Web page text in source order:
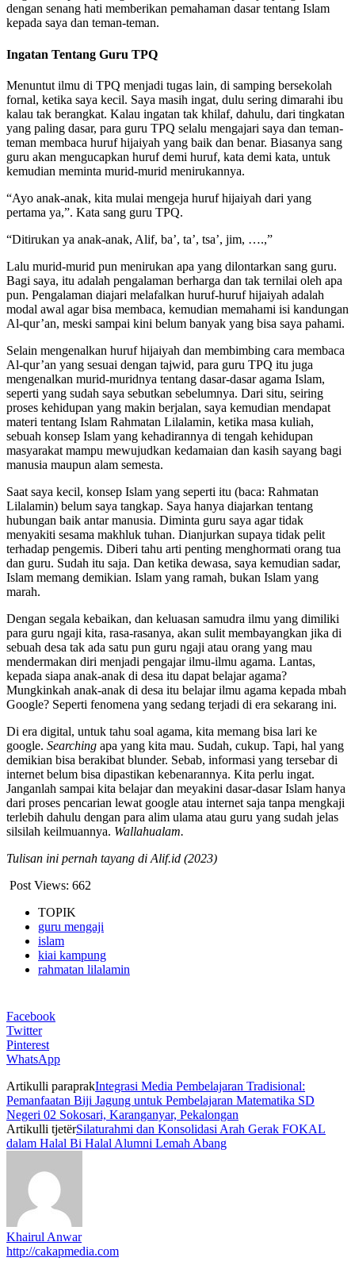
dengan senang hati memberikan pemahaman dasar tentang Islam
kepada saya dan teman-teman.
Ingatan Tentang Guru TPQ
Menuntut ilmu di TPQ menjadi tugas lain, di samping bersekolah
fornal, ketika saya kecil. Saya masih ingat, dulu sering dimarahi ibu
kalau tak berangkat. Kalau ingatan tak khilaf, dahulu, dari tingkatan
yang paling dasar, para guru TPQ selalu mengajari saya dan teman-
teman membaca huruf hijaiyah yang baik dan benar. Biasanya sang
guru akan mengucapkan huruf demi huruf, kata demi kata, untuk
kemudian meminta murid-murid menirukannya.
“Ayo anak-anak, kita mulai mengeja huruf hijaiyah dari yang
pertama ya,”. Kata sang guru TPQ.
“Ditirukan ya anak-anak, Alif, ba’, ta’, tsa’, jim, ….,”
Lalu murid-murid pun menirukan apa yang dilontarkan sang guru.
Bagi saya, itu adalah pengalaman berharga dan tak ternilai oleh apa
pun. Pengalaman diajari melafalkan huruf-huruf hijaiyah adalah
modal awal agar bisa membaca, kemudian memahami isi kandungan
Al-qur’an, meski sampai kini belum banyak yang bisa saya pahami.
Selain mengenalkan huruf hijaiyah dan membimbing cara membaca
Al-qur’an yang sesuai dengan tajwid, para guru TPQ itu juga
mengenalkan murid-muridnya tentang dasar-dasar agama Islam,
seperti yang sudah saya sebutkan sebelumnya. Dari situ, seiring
proses kehidupan yang makin berjalan, saya kemudian mendapat
materi tentang Islam Rahmatan Lilalamin, ketika masa kuliah,
sebuah konsep Islam yang kehadirannya di tengah kehidupan
masyarakat mampu mewujudkan kedamaian dan kasih sayang bagi
manusia maupun alam semesta.
Saat saya kecil, konsep Islam yang seperti itu (baca: Rahmatan
Lilalamin) belum saya tangkap. Saya hanya diajarkan tentang
hubungan baik antar manusia. Diminta guru saya agar tidak
menyakiti sesama makhluk tuhan. Dianjurkan supaya tidak pelit
terhadap pengemis. Diberi tahu arti penting menghormati orang tua
dan guru. Sudah itu saja. Dan ketika dewasa, saya kemudian sadar,
Islam memang demikian. Islam yang ramah, bukan Islam yang
marah.
Dengan segala kebaikan, dan keluasan samudra ilmu yang dimiliki
para guru ngaji kita, rasa-rasanya, akan sulit membayangkan jika di
sebuah desa tak ada satu pun guru ngaji atau orang yang mau
mendermakan diri menjadi pengajar ilmu-ilmu agama. Lantas,
kepada siapa anak-anak di desa itu dapat belajar agama?
Mungkinkah anak-anak di desa itu belajar ilmu agama kepada mbah
Google? Seperti fenomena yang sedang terjadi di era sekarang ini.
Di era digital, untuk tahu soal agama, kita memang bisa lari ke
google. Searching apa yang kita mau. Sudah, cukup. Tapi, hal yang
demikian bisa berakibat blunder. Sebab, informasi yang tersebar di
internet belum bisa dipastikan kebenarannya. Kita perlu ingat.
Janganlah sampai kita belajar dan meyakini dasar-dasar Islam hanya
dari proses pencarian lewat google atau internet saja tanpa mengkaji
terlebih dahulu dengan para alim ulama atau guru yang sudah jelas
silsilah keilmuannya. Wallahualam.
Tulisan ini pernah tayang di Alif.id (2023)
Post Views: 662
TOPIK
guru mengaji
islam
kiai kampung
rahmatan lilalamin
Facebook
Twitter
Pinterest
WhatsApp
Artikulli paraprakIntegrasi Media Pembelajaran Tradisional:
Pemanfaatan Biji Jagung untuk Pembelajaran Matematika SD
Negeri 02 Sokosari, Karanganyar, Pekalongan
Artikulli tjetërSilaturahmi dan Konsolidasi Arah Gerak FOKAL
dalam Halal Bi Halal Alumni Lemah Abang
Khairul Anwar
http://cakapmedia.com